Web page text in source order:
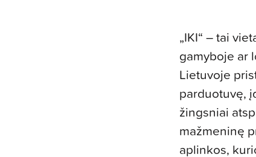
„IKI“ – tai
gamyboje ar
Lietuvoje
parduotuvę,
žingsniai
mažmeninę
aplinkos,